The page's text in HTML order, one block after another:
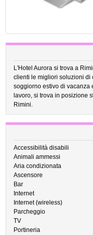
L'Hotel Aurora si trova a
clienti le migliori soluzioni di
soggiorno estivo di vacanza
lavoro, si trova in posizione
Rimini.
Accessibilità disabili
Animali ammessi
Aria condizionata
Ascensore
Bar
Internet
Internet (wireless)
Parcheggio
TV
Portineria